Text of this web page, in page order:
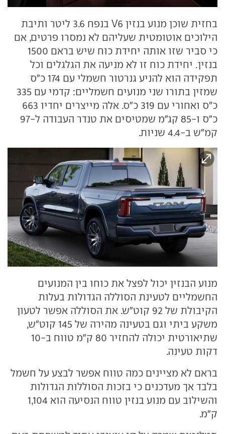
בחזית שוכן מנוע בנזין V6 בנפח 3.6 ליטר ותיבת
הילוכים אוטומטית שעליהם לא נמסרו פרטים, אם
כי סביר שזו אותה יחידת כוח שיש בראם 1500
בנזין. יחידת כוח זו לא מניעה את הגלגלים וכל
תפקידה הוא להניע גנרטור חשמלי עם 174 כ"ס
שמזין בתורו שני מנועים חשמליים: קדמי עם 335
כ"ס ואחורי עם 319 כ"ס. אלה מייצרים יחדיו 663
כ"ס ו-85 קג"מ שמטיסים את טנדר העבודה ל-97
קמ"ש ב-4.4 שניות.
מנוע הבנזין יכול לפצל את כוחו בין המנועים
החשמליים לטעינת הסוללה הגדולות בעלות
הקיבולת של 92 קוט"ש. את הסוללה אפשר לטעון
משקע ביתי וגם בטעינה מהירה של 145 קוט"ש,
שתיאורטית יכולה להחזיר 80 ק"מ טווח ב-10
דקות טעינה.
בראם לא מציינים כמה טווח אפשר לבצע על חשמל
בלבד אך מעדכנים כי בזכות הסוללות הגדולות
והשילוב עם מנוע בנזין טווח הנסיעה הוא 1,104
ק"מ.